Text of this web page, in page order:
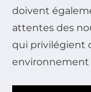
doivent
attentes des
qui privilégient
environnement